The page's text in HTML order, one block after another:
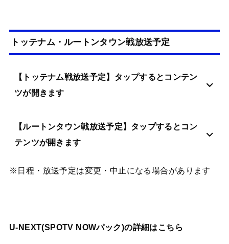
トッテナム・ルートンタウン戦放送予定
【トッテナム戦放送予定】タップするとコンテン
ツが開きます
【ルートンタウン戦放送予定】タップするとコン
テンツが開きます
※日程・放送予定は変更・中止になる場合があります
U-NEXT(SPOTV NOWパック)の詳細はこちら